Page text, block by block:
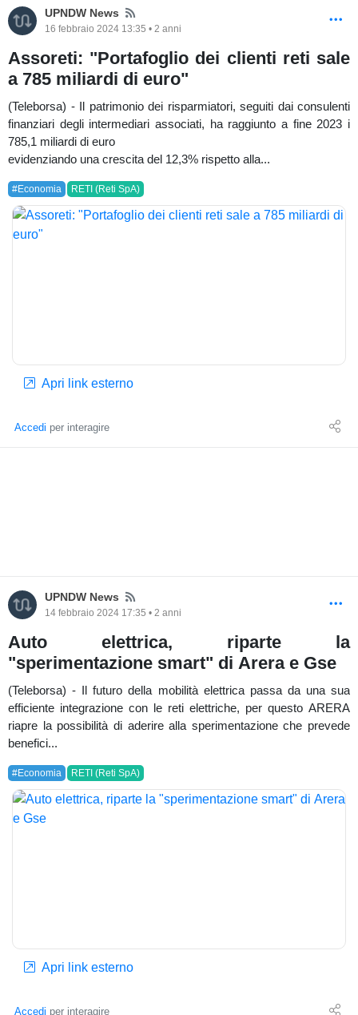
UPNDW News News
16 febbraio 2024 13:35 • 2 anni
Assoreti: "Portafoglio dei clienti reti sale
a 785 miliardi di euro"
(Teleborsa) - Il patrimonio dei risparmiatori, seguiti dai consulenti
finanziari degli intermediari associati, ha raggiunto a fine 2023 i
785,1 miliardi di euro
evidenziando una crescita del 12,3% rispetto alla...
#Economia RETI (Reti SpA)
Apri link esterno
Accedi per interagire
UPNDW News News
14 febbraio 2024 17:35 • 2 anni
Auto elettrica, riparte la
"sperimentazione smart" di Arera e Gse
(Teleborsa) - Il futuro della mobilità elettrica passa da una sua
efficiente integrazione con le reti elettriche, per questo ARERA
riapre la possibilità di aderire alla sperimentazione che prevede
benefici...
#Economia RETI (Reti SpA)
Apri link esterno
Accedi per interagire